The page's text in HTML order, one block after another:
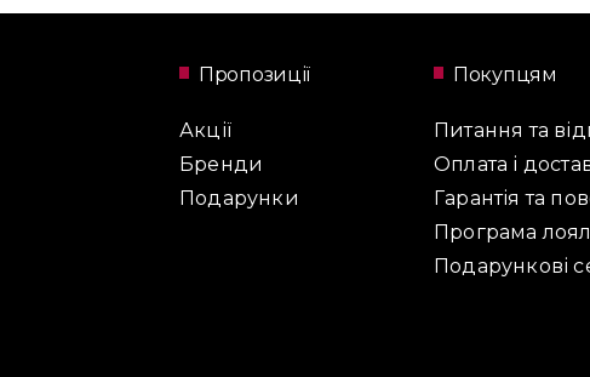
Пропозиції
Акції
Бренди
Подарунки
Покупцям
Питання та
Оплата і
Гарантія та
Програма
Подарункові